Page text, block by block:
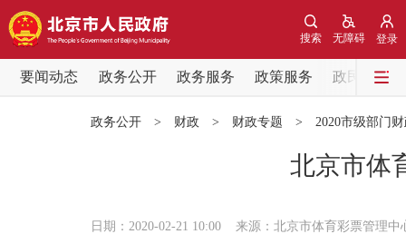
登录
无障碍
搜索
要闻动态 政务公开 政务服务 政策服务
政民互动
政务公开 > 财政 > 财政专题 > 2020市级部门
北京市体
日期：2020-02-21 10:00 来源：北京市体育彩票管理中